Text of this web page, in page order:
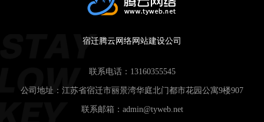
宿迁腾云网络网站建设公司
联系电话： 13160355545
公司地址：江苏省宿迁市丽景湾华庭北门都市花园公寓9楼907
联系邮箱： admin@tyweb.net